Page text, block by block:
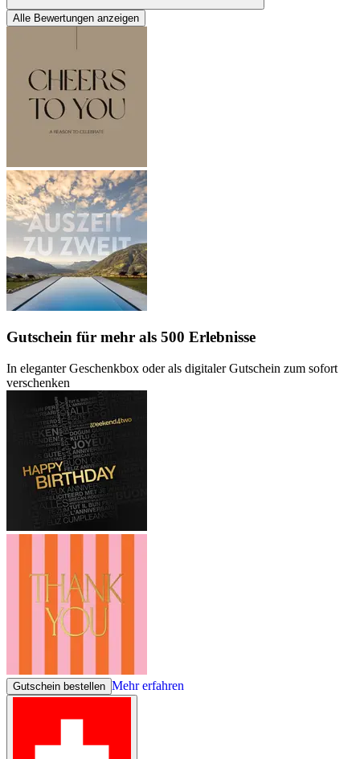
Alle Bewertungen anzeigen
Gutschein für mehr als 500 Erlebnisse
In eleganter Geschenkbox oder als digitaler Gutschein zum sofort
verschenken
Gutschein bestellen Mehr erfahren